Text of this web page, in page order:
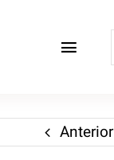
Anterior